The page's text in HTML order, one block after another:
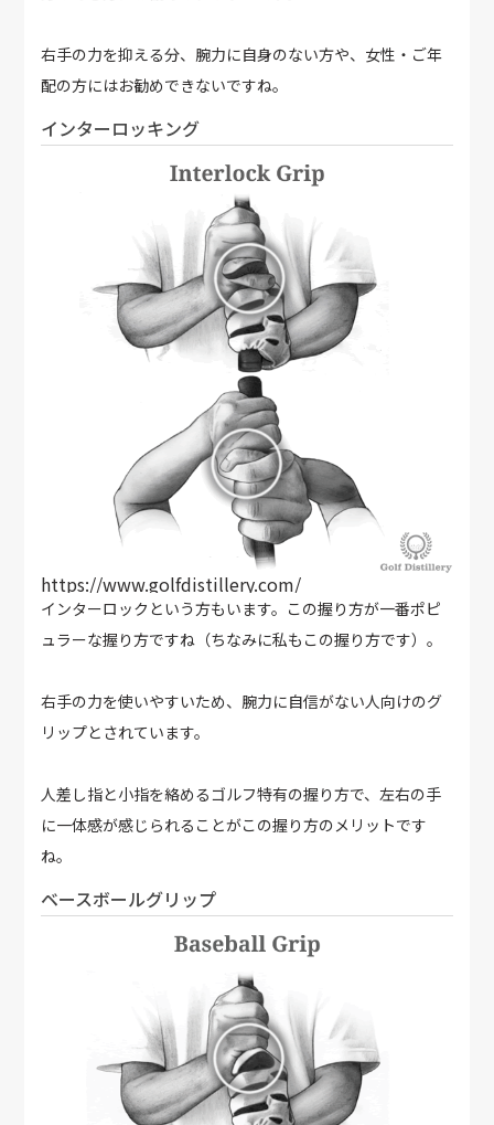
右手の力を抑える分、腕力に自身のない方や、女性・ご年
配の方にはお勧めできないですね。
インターロッキング
https://www.golfdistillery.com/
インターロックという方もいます。この握り方が一番ポピ
ュラーな握り方ですね（ちなみに私もこの握り方です）。
右手の力を使いやすいため、腕力に自信がない人向けのグ
リップとされています。
人差し指と小指を絡めるゴルフ特有の握り方で、左右の手
に一体感が感じられることがこの握り方のメリットです
ね。
ベースボールグリップ